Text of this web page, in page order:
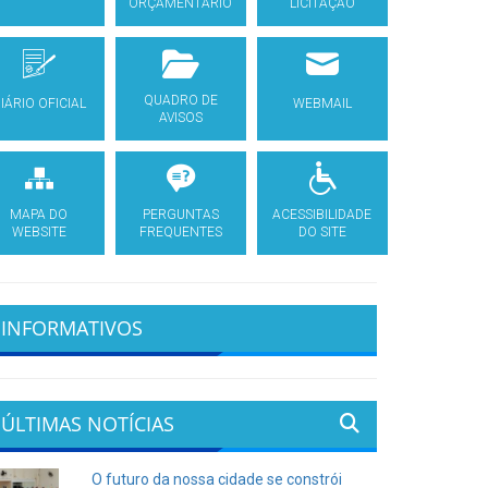
ORÇAMENTÁRIO LICITAÇÃO
OFICIAL
QUADRO DE
AVISOS
WEBMAIL
MAPA DO
WEBSITE
PERGUNTAS
FREQUENTES
ACESSIBILIDADE
DO SITE
INFORMATIVOS
ÚLTIMAS NOTÍCIAS
O futuro da nossa cidade se constrói